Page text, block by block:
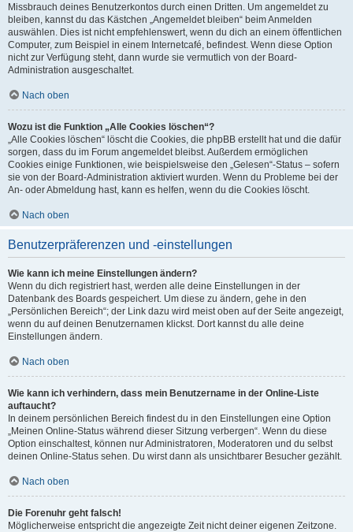
Missbrauch deines Benutzerkontos durch einen Dritten. Um angemeldet zu
bleiben, kannst du das Kästchen „Angemeldet bleiben“ beim Anmelden
auswählen. Dies ist nicht empfehlenswert, wenn du dich an einem öffentlichen
Computer, zum Beispiel in einem Internetcafé, befindest. Wenn diese Option
nicht zur Verfügung steht, dann wurde sie vermutlich von der Board-
Administration ausgeschaltet.
Nach oben
Wozu ist die Funktion „Alle Cookies löschen“?
„Alle Cookies löschen“ löscht die Cookies, die phpBB erstellt hat und die dafür
sorgen, dass du im Forum angemeldet bleibst. Außerdem ermöglichen
Cookies einige Funktionen, wie beispielsweise den „Gelesen“-Status – sofern
sie von der Board-Administration aktiviert wurden. Wenn du Probleme bei der
An- oder Abmeldung hast, kann es helfen, wenn du die Cookies löscht.
Nach oben
Benutzerpräferenzen und -einstellungen
Wie kann ich meine Einstellungen ändern?
Wenn du dich registriert hast, werden alle deine Einstellungen in der
Datenbank des Boards gespeichert. Um diese zu ändern, gehe in den
„Persönlichen Bereich“; der Link dazu wird meist oben auf der Seite angezeigt,
wenn du auf deinen Benutzernamen klickst. Dort kannst du alle deine
Einstellungen ändern.
Nach oben
Wie kann ich verhindern, dass mein Benutzername in der Online-Liste
auftaucht?
In deinem persönlichen Bereich findest du in den Einstellungen eine Option
„Meinen Online-Status während dieser Sitzung verbergen“. Wenn du diese
Option einschaltest, können nur Administratoren, Moderatoren und du selbst
deinen Online-Status sehen. Du wirst dann als unsichtbarer Besucher gezählt.
Nach oben
Die Forenuhr geht falsch!
Möglicherweise entspricht die angezeigte Zeit nicht deiner eigenen Zeitzone.